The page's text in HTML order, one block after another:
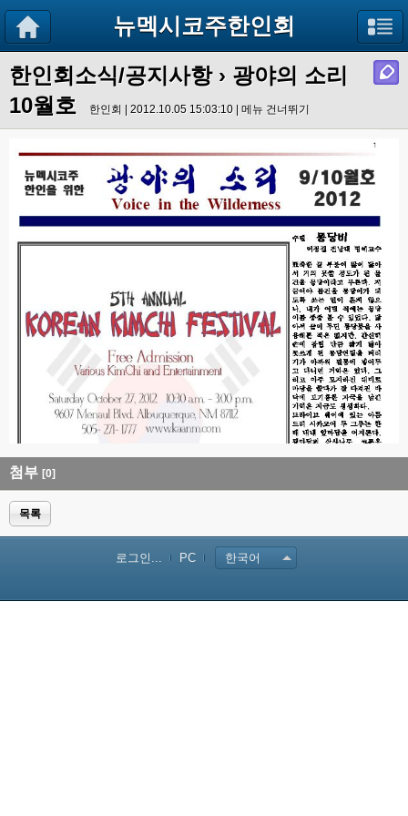
뉴멕시코주한인회
한인회소식/공지사항› 광야의 소리
10월호
한인회 | 2012.10.05 15:03:10 | 메뉴 건너뛰기
첨부 [0]
목록
로그인... PC 한국어